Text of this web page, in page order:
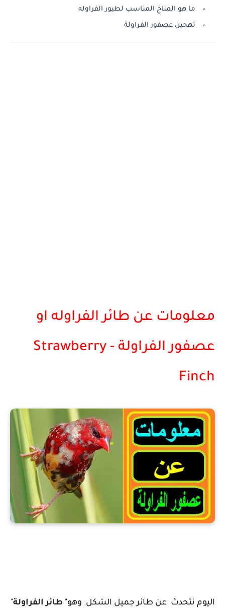
ما هو المناخ المناسب لطيور الفراوله
تهجين عصفور الفراولة
معلومات عن طائر الفراوله او
عصفور الفراولة - Strawberry
Finch
اليوم نتحدث عن طائر جميل الشكل وهو" طائر الفراولة"